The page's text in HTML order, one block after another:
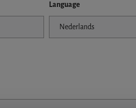
Language